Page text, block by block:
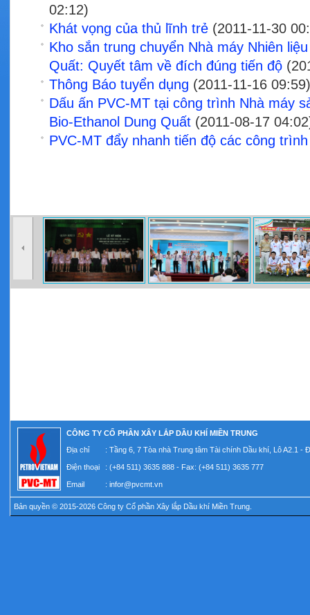
02:12)
Khát vọng của thủ lĩnh trẻ (2011-11-30
Kho sắn trung chuyển Nhà máy Nhiên
Quất: Quyết tâm về đích đúng tiến độ
Thông Báo tuyển dụng (2011-11-16
Dấu ấn PVC-MT tại công trình Nhà máy
Bio-Ethanol Dung Quất (2011-08-17
PVC-MT đẩy nhanh tiến độ các công trình
CÔNG TY CỔ PHẦN XÂY LẮP DẦU KHÍ MIỀN TRUNG
Địa chỉ
: Tầng 6, 7 Tòa nhà Trung tâm Tài chính Dầu khí, Lô A2.1
Điện thoại : (+84 511) 3635 888 - Fax: (+84 511) 3635 777
Email : infor@pvcmt.vn
Bản quyền © 2015-2026 Công ty Cổ phần Xây lắp Dầu khí Miền Trung.